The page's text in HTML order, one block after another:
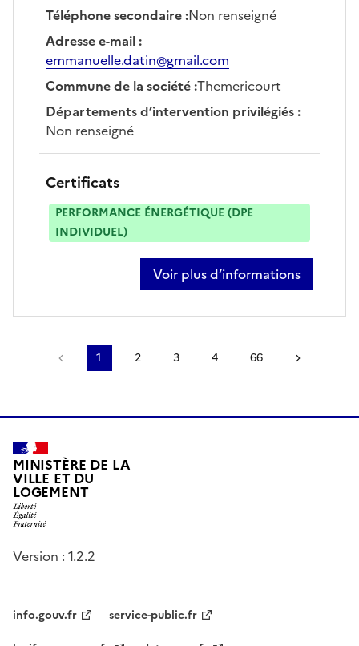
Téléphone secondaire:Non renseigné
Adresse e-mail:
emmanuelle.datin@gmail.com
Commune de la société:Themericourt
Départements d’intervention privilégiés:
Non renseigné
Certificats
PERFORMANCE ÉNERGÉTIQUE (DPE
INDIVIDUEL)
Voir plus d’informations
sur emmanuelle datin
Page précédente
1 2 3 4 66
MINISTÈRE DE LA
VILLE ET DU
LOGEMENT
Version : 1.2.2
info.gouv.fr
service-public.fr